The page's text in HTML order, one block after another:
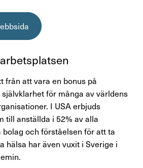
Bli facklig representant
Avsluta medlemskap
Råd & stöd
Om Finansförbundet
Press & opinion
från att vara en bonus på
för många av världens
I USA erbjuds
till anställda i 52% av alla
och förståelsen för att ta
hälsa har även vuxit i Sverige i